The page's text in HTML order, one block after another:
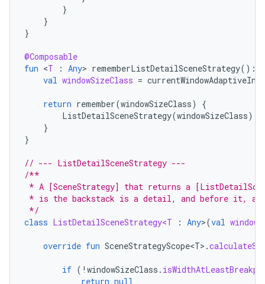
}
}
}
@Composable
fun <T : Any> rememberListDetailSceneStrategy():
val windowSizeClass = currentWindowAdaptiveInfo
return remember(windowSizeClass)
{
ListDetailSceneStrategy(windowSizeClass)
}
}
// --- ListDetailSceneStrategy ---
/**
* A [SceneStrategy] that returns a
* is the backstack is a detail, and before it,
*/
class ListDetailSceneStrategy<T : Any>(val
override fun SceneStrategyScope<T> .
if ( ! windowSizeClass .
return null